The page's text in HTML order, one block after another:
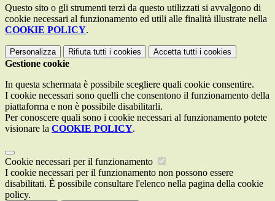
Questo sito o gli strumenti terzi da questo utilizzati si avvalgono di
cookie necessari al funzionamento ed utili alle finalità illustrate nella
COOKIE POLICY.
Personalizza Rifiuta tutti i cookies Accetta tutti i cookies
Gestione cookie
In questa schermata è possibile scegliere quali cookie consentire.
I cookie necessari sono quelli che consentono il funzionamento della
piattaforma e non è possibile disabilitarli.
Per conoscere quali sono i cookie necessari al funzionamento potete
visionare la COOKIE POLICY.
Cookie necessari per il funzionamento
I cookie necessari per il funzionamento non possono essere
disabilitati. È possibile consultare l'elenco nella pagina della cookie
policy.